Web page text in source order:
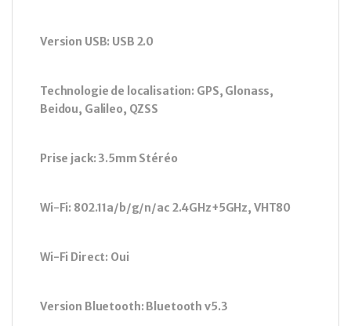
Version USB: USB 2.0
Technologie de localisation: GPS, Glonass,
Beidou, Galileo, QZSS
Prise jack: 3.5mm Stéréo
Wi-Fi: 802.11a/b/g/n/ac 2.4GHz+5GHz, VHT80
Wi-Fi Direct: Oui
Version Bluetooth: Bluetooth v5.3